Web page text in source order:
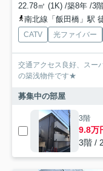
22.78㎡ (1K) /築8年 /3
南北線「飯田橋」駅
CATV 光ファイバー
交通アクセス良好、スー
の築浅物件です★
募集中の部屋
3階
9.8万
3階 /